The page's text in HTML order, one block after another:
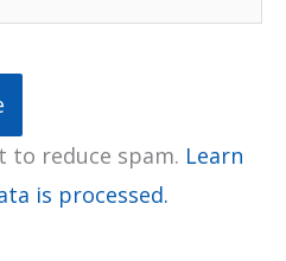
to reduce spam. Learn
is processed.